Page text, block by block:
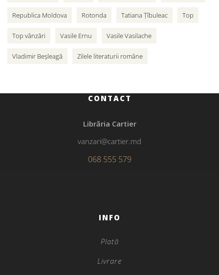
Republica Moldova Rotonda Tatiana Țîbuleac Top
Top vânzări Vasile Ernu Vasile Vasilache
Vladimir Beșleagă Zilele literaturii române
CONTACT
Librăria Cartier
vanzari@cartier.md
068 555 579
INFO
Plată
Livrare